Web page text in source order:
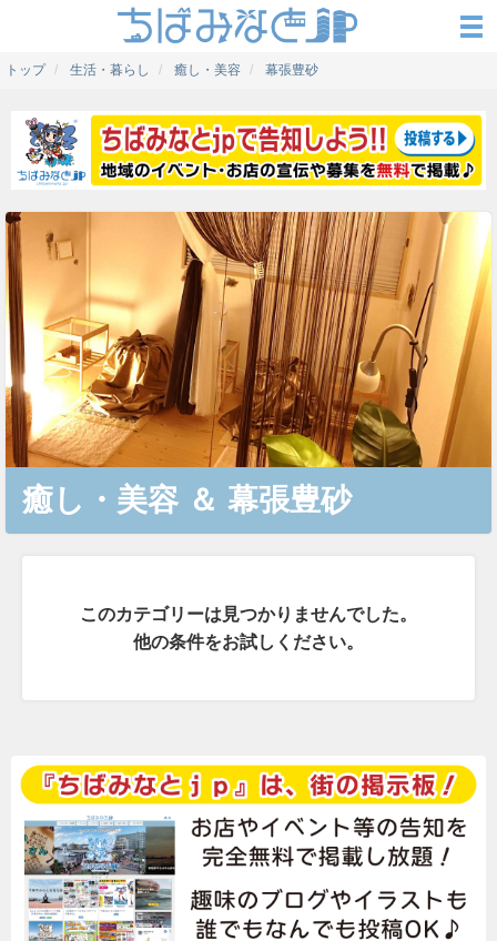
トップ 生活・暮らし 癒し・美容 幕張豊砂
癒し・美容 ＆ 幕張豊砂
このカテゴリーは見つかりませんでした。
他の条件をお試しください。